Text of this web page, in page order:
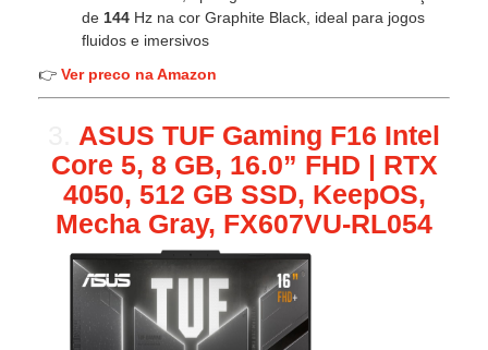
de 144 Hz na cor Graphite Black, ideal para jogos
fluidos e imersivos
👉 Ver preco na Amazon
ASUS TUF Gaming F16 Intel
Core 5, 8 GB, 16.0” FHD | RTX
4050, 512 GB SSD, KeepOS,
Mecha Gray, FX607VU-RL054